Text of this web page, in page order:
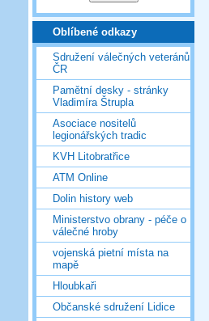
Oblíbené odkazy
Sdružení válečných veteránů
ČR
Pamětní desky - stránky
Vladimíra Štrupla
Asociace nositelů
legionářských tradic
KVH Litobratřice
ATM Online
Dolin history web
Ministerstvo obrany - péče o
válečné hroby
vojenská pietní místa na
mapě
Hloubkaři
Občanské sdružení Lidice